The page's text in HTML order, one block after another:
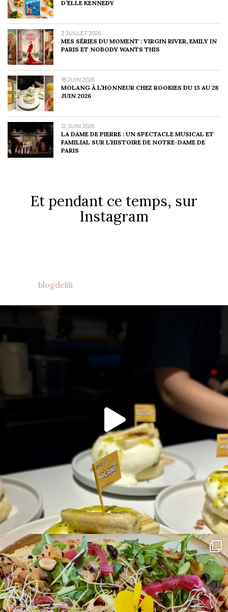
D’ELLE KENNEDY
3 JUILLET 2026
MES SÉRIES DU MOMENT : VIRGIN RIVER, EMILY IN
PARIS ET NOBODY WANTS THIS
18 JUIN 2026
MOLANG À L’HONNEUR CHEZ ROOKIES DU 13 AU 28
JUIN 2026
12 JUIN 2026
LA DAME DE PIERRE : UN SPECTACLE MUSICAL ET
FAMILIAL SUR L’HISTOIRE DE NOTRE-DAME DE
PARIS
Et pendant ce temps, sur
Instagram
blogdelili